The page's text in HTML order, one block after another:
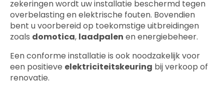
zekeringen wordt uw installatie beschermd tegen
overbelasting en elektrische fouten. Bovendien
bent u voorbereid op toekomstige uitbreidingen
zoals domotica, laadpalen en energiebeheer.
Een conforme installatie is ook noodzakelijk voor
een positieve elektriciteitskeuring bij verkoop of
renovatie.